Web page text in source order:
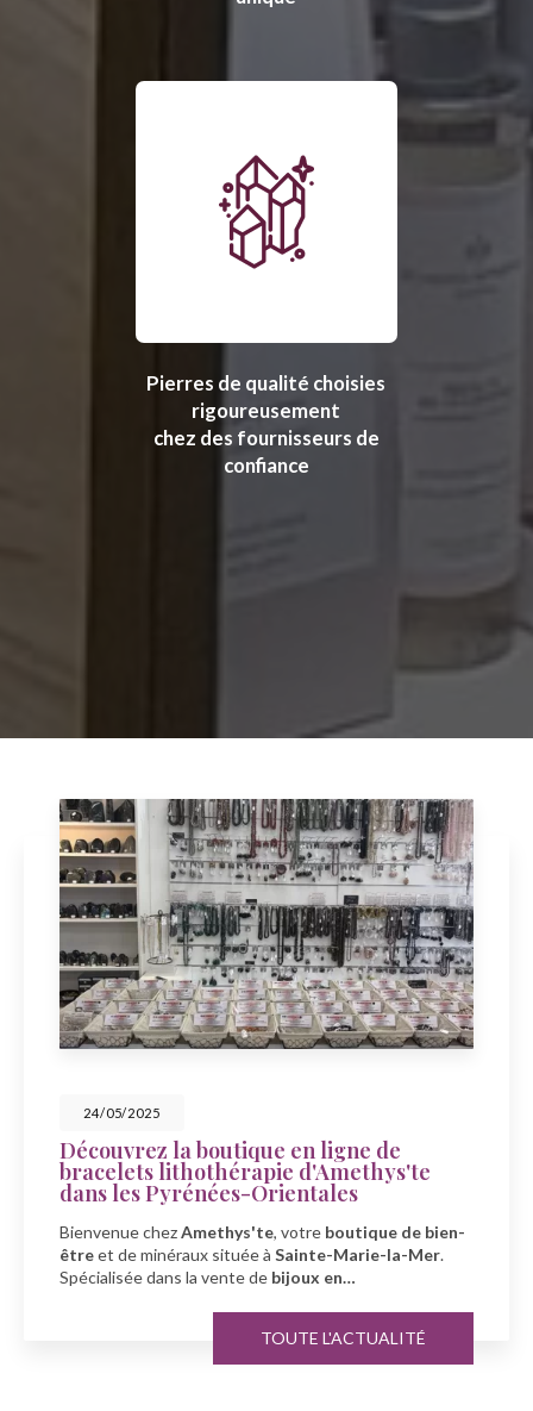
Pierres de qualité choisies
rigoureusement
chez des fournisseurs de
confiance
en ligne de
d'Amethys'te
boutique de bien-
Sainte-Marie-la-Mer.
bijoux en…
Célébrez la fête des
Amethys'te à
Amethys'te, votre
minérauxàSainte-